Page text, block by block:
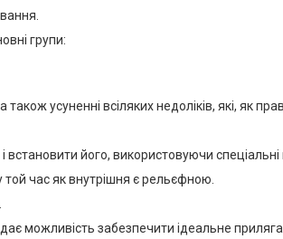
групи:
усуненні всіляких недоліків, які, як
його, використовуючи спеціальні
час як внутрішня є рельєфною.
можливість забезпечити ідеальне